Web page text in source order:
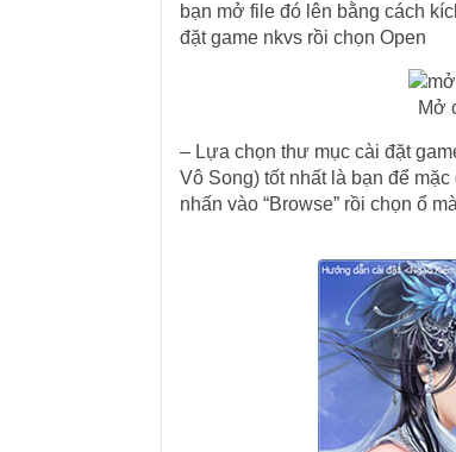
bạn mở file đó lên bằng cách
đặt game nkvs rồi chọn Open
Mở
– Lựa chọn thư mục cài đặt
Vô Song) tốt nhất là bạn để
nhấn vào “Browse” rồi chọn ổ